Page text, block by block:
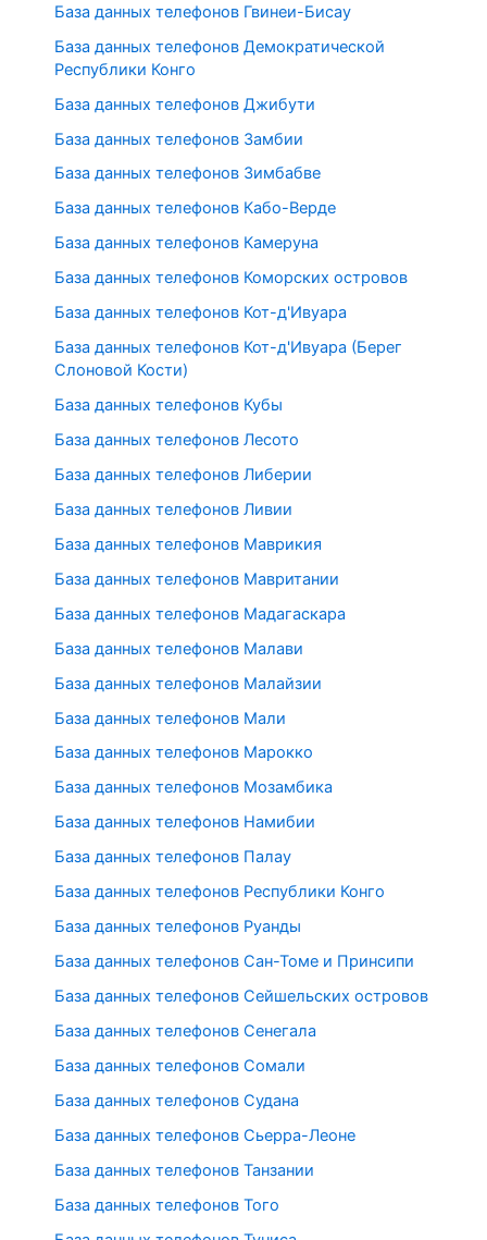
База данных телефонов Гвинеи-Бисау
База данных телефонов Демократической
Республики Конго
База данных телефонов Джибути
База данных телефонов Замбии
База данных телефонов Зимбабве
База данных телефонов Кабо-Верде
База данных телефонов Камеруна
База данных телефонов Коморских островов
База данных телефонов Кот-д'Ивуара
База данных телефонов Кот-д'Ивуара (Берег
Слоновой Кости)
База данных телефонов Кубы
База данных телефонов Лесото
База данных телефонов Либерии
База данных телефонов Ливии
База данных телефонов Маврикия
База данных телефонов Мавритании
База данных телефонов Мадагаскара
База данных телефонов Малави
База данных телефонов Малайзии
База данных телефонов Мали
База данных телефонов Марокко
База данных телефонов Мозамбика
База данных телефонов Намибии
База данных телефонов Палау
База данных телефонов Республики Конго
База данных телефонов Руанды
База данных телефонов Сан-Томе и Принсипи
База данных телефонов Сейшельских островов
База данных телефонов Сенегала
База данных телефонов Сомали
База данных телефонов Судана
База данных телефонов Сьерра-Леоне
База данных телефонов Танзании
База данных телефонов Того